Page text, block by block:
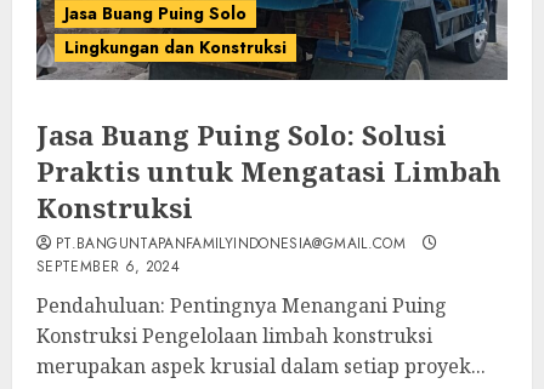
Jasa Buang Puing Solo
Lingkungan dan Konstruksi
Jasa Buang Puing Solo: Solusi
Praktis untuk Mengatasi Limbah
Konstruksi
PT.BANGUNTAPANFAMILYINDONESIA@GMAIL.COM
SEPTEMBER 6, 2024
Pendahuluan: Pentingnya Menangani Puing
Konstruksi Pengelolaan limbah konstruksi
merupakan aspek krusial dalam setiap proyek...